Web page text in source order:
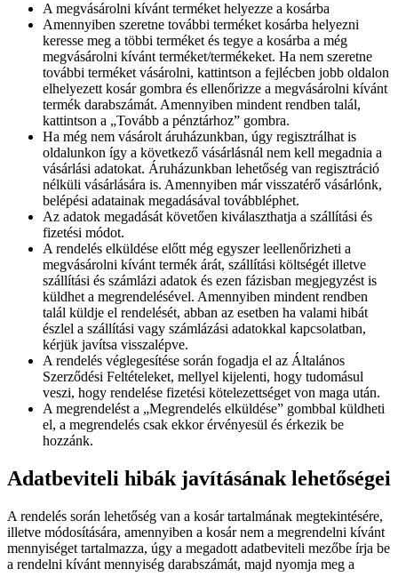
A megvásárolni kívánt terméket helyezze a kosárba
Amennyiben szeretne további terméket kosárba helyezni
keresse meg a többi terméket és tegye a kosárba a még
megvásárolni kívánt terméket/termékeket. Ha nem szeretne
további terméket vásárolni, kattintson a fejlécben jobb oldalon
elhelyezett kosár gombra és ellenőrizze a megvásárolni kívánt
termék darabszámát. Amennyiben mindent rendben talál,
kattintson a „Tovább a pénztárhoz” gombra.
Ha még nem vásárolt áruházunkban, úgy regisztrálhat is
oldalunkon így a következő vásárlásnál nem kell megadnia a
vásárlási adatokat. Áruházunkban lehetőség van regisztráció
nélküli vásárlására is. Amennyiben már visszatérő vásárlónk,
belépési adatainak megadásával továbbléphet.
Az adatok megadását követően kiválaszthatja a szállítási és
fizetési módot.
A rendelés elküldése előtt még egyszer leellenőrizheti a
megvásárolni kívánt termék árát, szállítási költségét illetve
szállítási és számlázi adatok és ezen fázisban megjegyzést is
küldhet a megrendelésével. Amennyiben mindent rendben
talál küldje el rendelését, abban az esetben ha valami hibát
észlel a szállítási vagy számlázási adatokkal kapcsolatban,
kérjük javítsa visszalépve.
A rendelés véglegesítése során fogadja el az Általános
Szerződési Feltételeket, mellyel kijelenti, hogy tudomásul
veszi, hogy rendelése fizetési kötelezettséget von maga után.
A megrendelést a „Megrendelés elküldése” gombbal küldheti
el, a megrendelés csak ekkor érvényesül és érkezik be
hozzánk.
Adatbeviteli hibák javításának lehetőségei
A rendelés során lehetőség van a kosár tartalmának megtekintésére,
illetve módosítására, amennyiben a kosár nem a megrendelni kívánt
mennyiséget tartalmazza, úgy a megadott adatbeviteli mezőbe írja be
a rendelni kívánt mennyiség darabszámát, majd nyomja meg a